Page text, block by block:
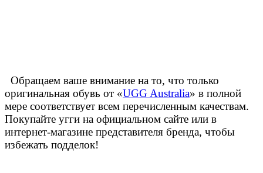
Обращаем ваше внимание на то, что только
оригинальная обувь от «UGG Australia» в полной
мере соответствует всем перечисленным качествам.
Покупайте угги на официальном сайте или в
интернет-магазине представителя бренда, чтобы
избежать подделок!